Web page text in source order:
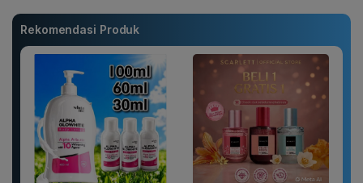
Rekomendasi Produk